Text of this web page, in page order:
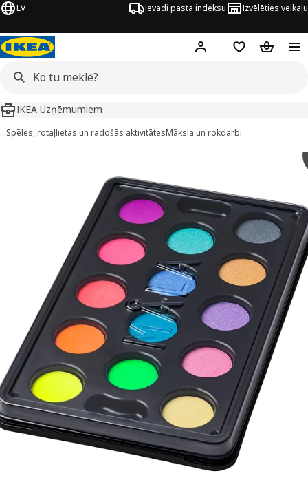
LV Ievadi pasta indeksu Izvēlēties veikalu
Hej! Pierakstīties
PirkumuPirkumu
IKEA Uzņēmumiem
…Spēles, rotaļlietas un radošās aktivitātesMāksla un rokdarbi